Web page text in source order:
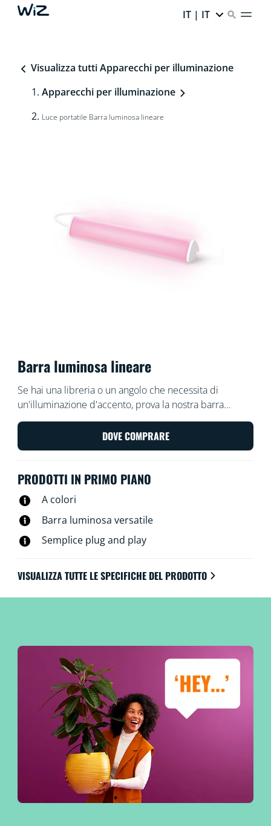
IT | IT
Visualizza tutti Apparecchi per illuminazione
Apparecchi per illuminazione
Luce portatile Barra luminosa lineare
Barra luminosa lineare
Se hai una libreria o un angolo che necessita di
un'illuminazione d'accento, prova la nostra barra
luminosa. Questa barra sottile irradia molti colori ed è
facile da posizionare in piccoli spazi. Basta inclinarla su
un lato per regolare l'angolo del fascio luminoso. Vuoi
raddoppiare l'effetto.
DOVE COMPRARE
PRODOTTI IN PRIMO PIANO
A colori
Barra luminosa versatile
Semplice plug and play
VISUALIZZA TUTTE LE SPECIFICHE DEL PRODOTTO